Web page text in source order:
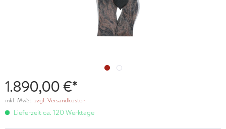
1.890,00 €*
inkl. MwSt. zzgl. Versandkosten
Lieferzeit ca. 120 Werktage